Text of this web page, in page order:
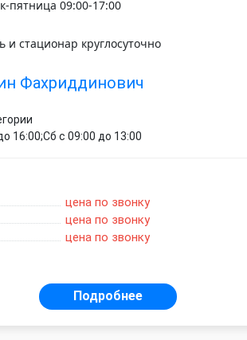
пятница 09:00-17:00
стационар круглосуточно
Фахриддинович
16:00;Сб с 09:00 до 13:00
цена по звонку
цена по звонку
цена по звонку
Подробнее